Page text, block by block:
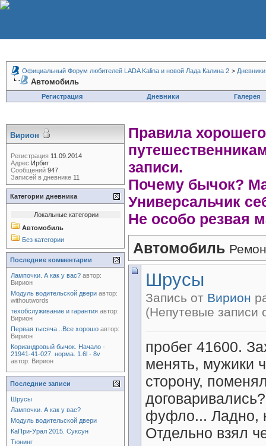
Официальный Форум любителей LADA Kalina и новой Лада Калина 2 > Дневники
Автомобиль
Регистрация Дневники Галерея
Правила
записи.
Почему бычок?
Универсальчик
Не особо резвая
Автомобиль
Шрусы
Запись от Вирион
(Непутевые записи
пробег 41600.
менять, мужики
сторону,
фуфло... Ладно,
Отдельно взял
Вирион
Регистрация 11.09.2014
Адрес Ирбит
Сообщений 947
Записей в дневнике 11
Категории дневника
Локальные категории
Автомобиль
Без категории
Последние комментарии
Лампочки. А как у вас? автор:
Вирион
Модуль водительской двери автор:
withoutwords
техобслуживание и гарантия автор:
Вирион
Первая тысяча...Все хорошо автор:
Вирион
Кориандровый бычок. Начало -
21941-41-027. норма. 1.6l - 8v
автор: Вирион
Последние записи
Шрусы
Лампочки. А как у вас?
Модуль водительской двери
КаПри-Урал 2015. Суксун
Тюнинг